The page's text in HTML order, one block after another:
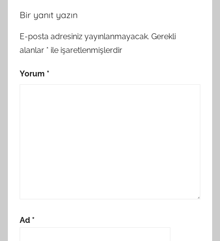
Bir yanıt yazın
E-posta adresiniz yayınlanmayacak. Gerekli
alanlar * ile işaretlenmişlerdir
Yorum *
Ad *